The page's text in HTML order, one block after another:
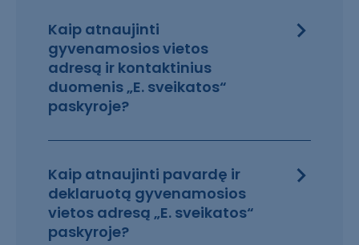
Kaip atnaujinti
gyvenamosios vietos
adresą ir kontaktinius
duomenis „E. sveikatos“
paskyroje?
Kaip atnaujinti pavardę ir
deklaruotą gyvenamosios
vietos adresą „E. sveikatos“
paskyroje?